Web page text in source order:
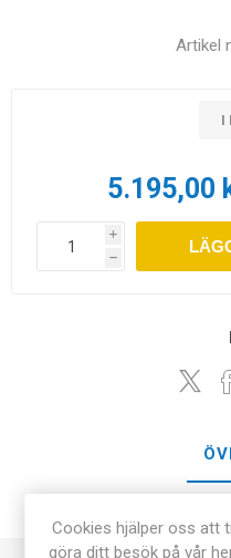
Artikel
I
5.195,00
i
h
Cookies hjälper oss att
göra ditt besök på vår